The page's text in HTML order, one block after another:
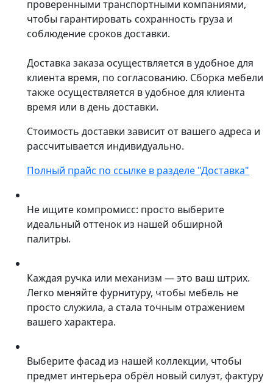
проверенными транспортными компаниями,
чтобы гарантировать сохранность груза и
соблюдение сроков доставки.
Доставка заказа осуществляется в удобное для
клиента время, по согласованию. Сборка мебели
также осуществляется в удобное для клиента
время или в день доставки.
Стоимость доставки зависит от вашего адреса и
рассчитывается индивидуально.
Полный прайс по ссылке в разделе "Доставка"
Не ищите компромисс: просто выберите
идеальный оттенок из нашей обширной
палитры.
Каждая ручка или механизм — это ваш штрих.
Легко меняйте фурнитуру, чтобы мебель не
просто служила, а стала точным отражением
вашего характера.
Выберите фасад из нашей коллекции, чтобы
предмет интерьера обрёл новый силуэт, фактуру